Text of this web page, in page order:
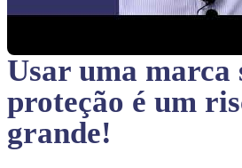
Usar uma marca
proteção é um
grande!